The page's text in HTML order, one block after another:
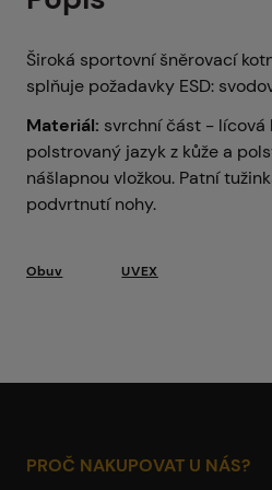
Široká sportovní šněrovací
splňuje požadavky ESD:
Materiál: svrchní část - lícová
polstrovaný jazyk z kůže a
nášlapnou vložkou. Patní
podvrtnutí nohy.
Obuv UVEX
PROČ NAKUPOVAT U NÁS?